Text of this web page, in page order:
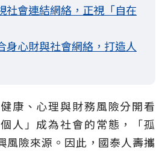
社會連結網絡，正視「自在
身心財與社會網絡，打造人
康、心理與財務風險分開看
人」成為社會的常態，「孤
風險來源。因此，國泰人壽攜